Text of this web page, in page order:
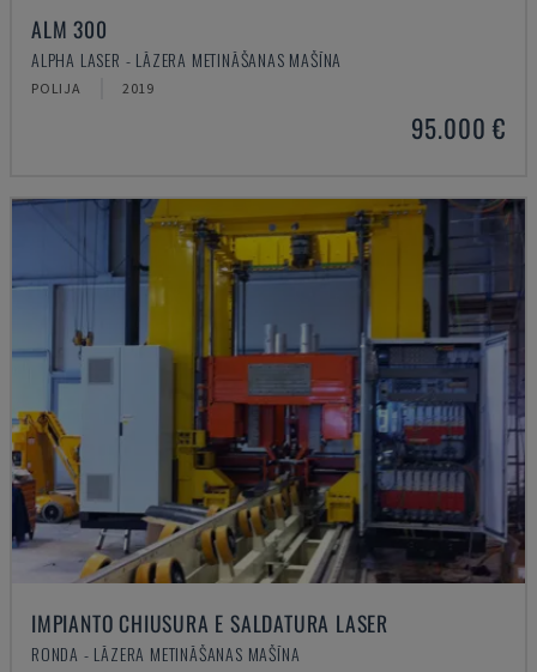
ALM 300
ALPHA LASER - LĀZERA METINĀŠANAS MAŠĪNA
POLIJA 2019
95.000 €
IMPIANTO CHIUSURA E SALDATURA LASER
RONDA - LĀZERA METINĀŠANAS MAŠĪNA